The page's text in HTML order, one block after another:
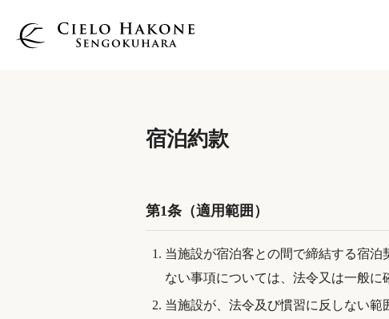
宿泊約款
第1条（適用範囲）
当施設が宿泊客との間で締結する宿
ない事項については、法令又は一般に
当施設が、法令及び慣習に反しない範